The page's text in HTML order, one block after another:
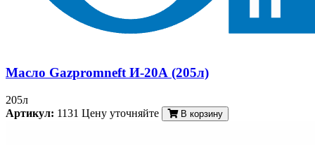
Масло Gazpromneft И-20А (205л)
205л
Артикул: 1131 Цену уточняйте В корзину